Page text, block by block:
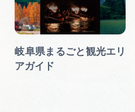
岐阜県まるごと観光エリ
アガイド